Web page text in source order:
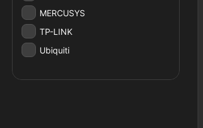
MERCUSYS
TP-LINK
Ubiquiti